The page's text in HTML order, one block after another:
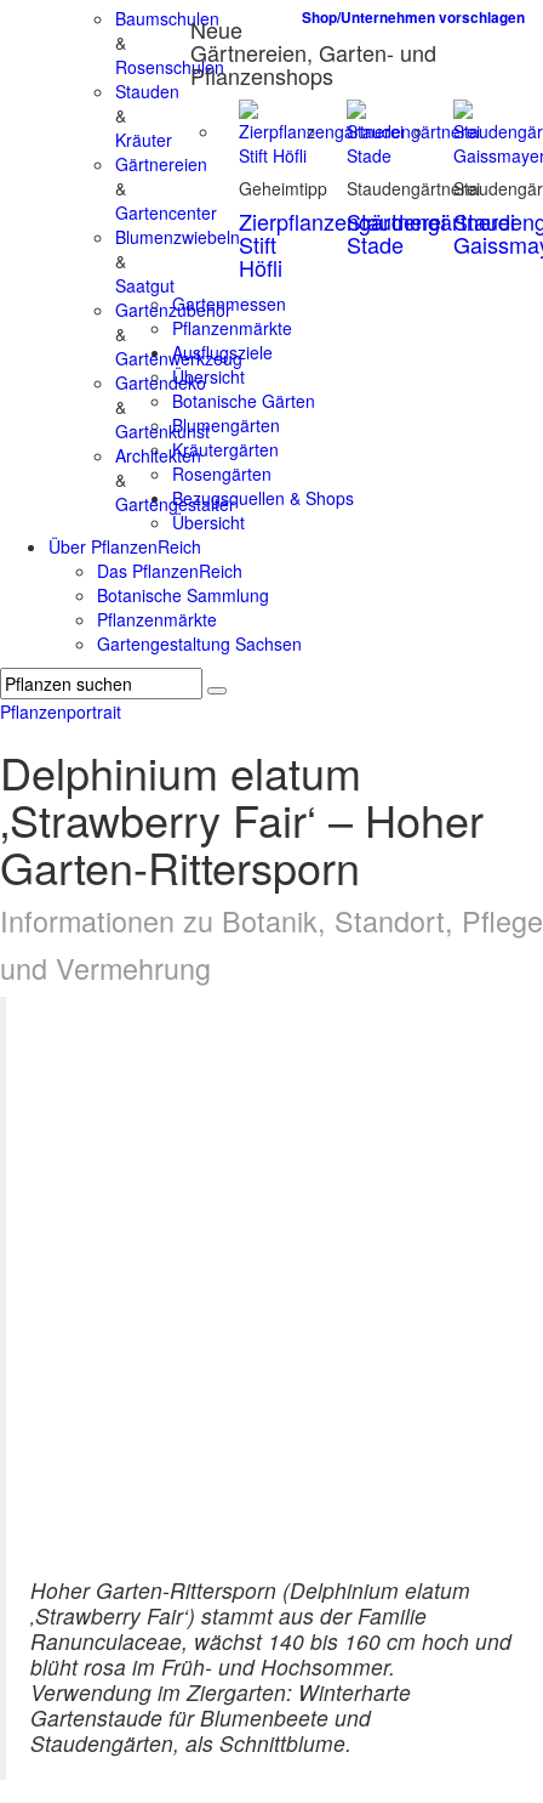
Baumschulen
&
Rosenschulen
Stauden
&
Kräuter
Gärtnereien
&
Gartencenter
Blumenzwiebeln
&
Saatgut
Gartenzubehör
&
Gartenwerkzeug
Gartendeko
&
Gartenkunst
Architekten
&
Gartengestalter
Shop/Unternehmen vorschlagen
Neue
Gärtnereien, Garten- und
Pflanzenshops
Geheimtipp
Zierpflanzengärtnerei
Stift
Höfli
Staudengärtnerei
Staudengärtnerei
Stade
Gartenmessen
Pflanzenmärkte
Ausflugsziele
Übersicht
Botanische Gärten
Blumengärten
Kräutergärten
Rosengärten
Bezugsquellen & Shops
Übersicht
Über PflanzenReich
Das PflanzenReich
Botanische Sammlung
Pflanzenmärkte
Gartengestaltung Sachsen
Pflanzenportrait
Delphinium elatum
‚Strawberry Fair‘ – Hoher
Garten-Rittersporn
Informationen zu Botanik, Standort, Pflege
und Vermehrung
Hoher Garten-Rittersporn (Delphinium elatum
‚Strawberry Fair‘) stammt aus der Familie
Ranunculaceae, wächst 140 bis 160 cm hoch und
blüht rosa im Früh- und Hochsommer.
Verwendung im Ziergarten: Winterharte
Gartenstaude für Blumenbeete und
Staudengärten, als Schnittblume.